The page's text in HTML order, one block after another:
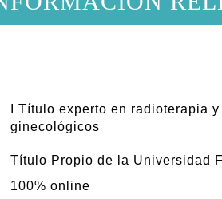
I Título experto en radioterapia
ginecológicos
Título Propio de la Universidad
100% online